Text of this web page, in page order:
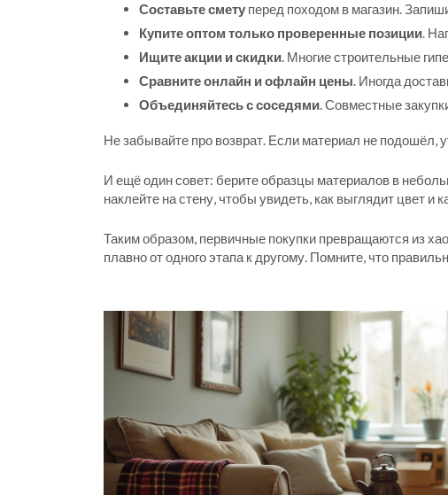
Составьте смету перед походом в магазин.
Купите оптом только проверенные позиции.
Ищите акции и скидки. Многие строительные
Сравните онлайн и офлайн цены. Иногда
Объединяйтесь с соседями. Совместные
Не забывайте про возврат. Если материал не подошёл,
И ещё один совет: берите образцы материалов в
наклейте на стену, чтобы увидеть, как выглядит цвет и
Таким образом, первичные покупки превращаются из
плавно от одного этапа к другому. Помните, что